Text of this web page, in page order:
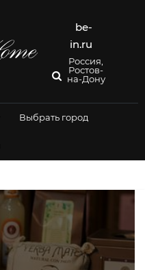
be-
in.ru
Россия,
Ростов-
на-Дону
Выбрать город